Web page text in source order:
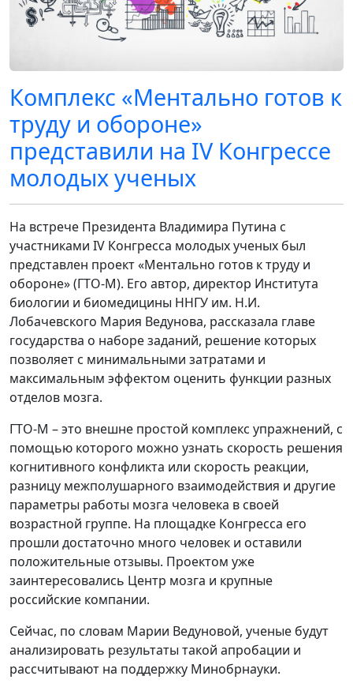
Комплекс «Ментально готов к
труду и обороне»
представили на IV Конгрессе
молодых ученых
На встрече Президента Владимира Путина с
участниками IV Конгресса молодых ученых был
представлен проект «Ментально готов к труду и
обороне» (ГТО-М). Его автор, директор Института
биологии и биомедицины ННГУ им. Н.И.
Лобачевского Мария Ведунова, рассказала главе
государства о наборе заданий, решение которых
позволяет с минимальными затратами и
максимальным эффектом оценить функции разных
отделов мозга.
ГТО-М – это внешне простой комплекс упражнений, с
помощью которого можно узнать скорость решения
когнитивного конфликта или скорость реакции,
разницу межполушарного взаимодействия и другие
параметры работы мозга человека в своей
возрастной группе. На площадке Конгресса его
прошли достаточно много человек и оставили
положительные отзывы. Проектом уже
заинтересовались Центр мозга и крупные
российские компании.
Сейчас, по словам Марии Ведуновой, ученые будут
анализировать результаты такой апробации и
рассчитывают на поддержку Минобрнауки.